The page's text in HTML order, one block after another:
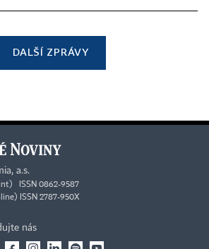
DALŠÍ ZPRÁVY
a.s.
ISSN 0862-9587
ISSN 2787-950X
nás